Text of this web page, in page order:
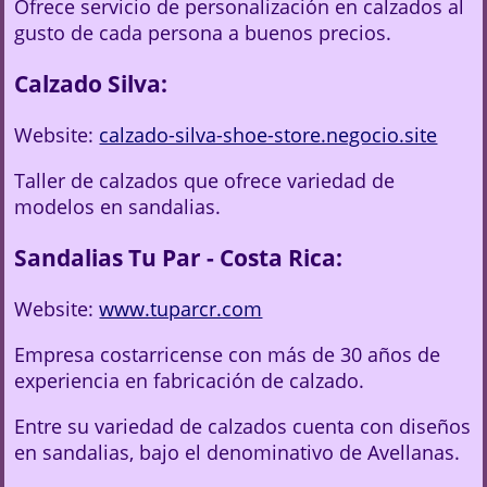
Ofrece servicio de personalización en calzados al
gusto de cada persona a buenos precios.
Calzado Silva:
Website: calzado-silva-shoe-store.negocio.site
Taller de calzados que ofrece variedad de
modelos en sandalias.
Sandalias Tu Par - Costa Rica:
Website:www.tuparcr.com
Empresa costarricense con más de 30 años de
experiencia en fabricación de calzado.
Entre su variedad de calzados cuenta con diseños
en sandalias, bajo el denominativo de Avellanas.